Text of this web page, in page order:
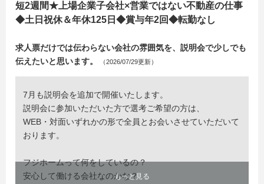
短2週間★上場企業子会社×営業ではない不動産の仕事
◆土日祝休＆年休125日◆賞与年2回◆転勤なし
求人票だけでは伝わらない会社の雰囲気を、説明会で少しでも
伝えたいと思います。
（2026/07/29更新）
7月も説明会を追加で開催いたします。
説明会に参加いただいた方で選考ご希望の方は、
WEB・対面いずれかの形で全員とお会いさせていただいて
おります。
フジホームって何をしているの？
安心して働ける会社なのかな？
もっと見る